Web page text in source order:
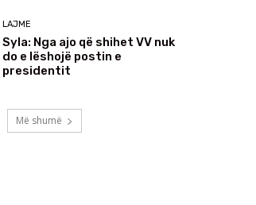
LAJME
Syla: Nga ajo që shihet VV nuk
do e lëshojë postin e
presidentit
Më shumë